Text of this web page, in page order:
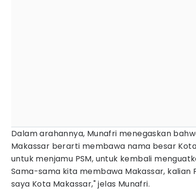
Dalam arahannya, Munafri menegaskan
Makassar berarti membawa nama besar
untuk menjamu PSM, untuk kembali
Sama-sama kita membawa Makassar, kalian
saya Kota Makassar," jelas Munafri.